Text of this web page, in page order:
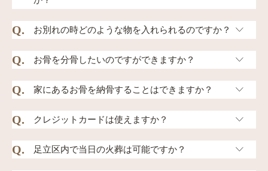
料）のご用意も承っております。
お迎え先をご指定頂ければ専用車で、ご自宅や病院ま
また家族葬や立会火葬の方法で、お迎えをご希望の場
合はご家族のご同乗（最大３名様）も可能です。
Q. お別れの時どのような物を入れられるのですか？
食物、生花、お手紙などを一緒に入れて火葬する事が
ください。※ビニール製品・化繊用品・大型用品・金
属など火葬できな物もありまので詳しくはお問い合わ
せ下さい。
Q. お骨を分骨したいのですができますか？
分骨用の小さな壺や骨袋・カプセル・キーホルダー・
けください。※合同火葬の場合は不可
Q. 家にあるお骨を納骨することはできますか？
納骨堂や合同墓地に埋葬することができます。お越し
できますのでお気軽にお問い合わせください。
Q. クレジットカードは使えますか？
＜VISA/JCB/AMEX/MASTER/DINERS＞使用可能で
Q. 足立区内で当日の火葬は可能ですか？